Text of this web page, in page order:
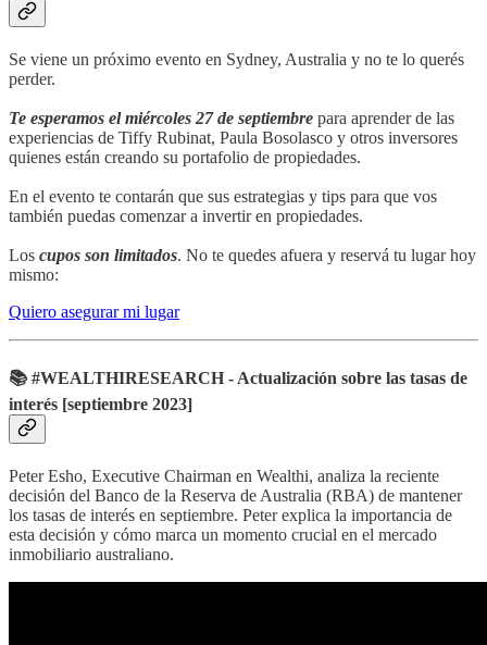
Se viene un próximo evento en Sydney, Australia y no te lo querés
perder.
Te esperamos el miércoles 27 de septiembre para aprender de las
experiencias de Tiffy Rubinat, Paula Bosolasco y otros inversores
quienes están creando su portafolio de propiedades.
En el evento te contarán que sus estrategias y tips para que vos
también puedas comenzar a invertir en propiedades.
Los cupos son limitados. No te quedes afuera y reservá tu lugar hoy
mismo:
Quiero asegurar mi lugar
📚 #WEALTHIRESEARCH - Actualización sobre las tasas de
interés [septiembre 2023]
Peter Esho, Executive Chairman en Wealthi, analiza la reciente
decisión del Banco de la Reserva de Australia (RBA) de mantener
los tasas de interés en septiembre. Peter explica la importancia de
esta decisión y cómo marca un momento crucial en el mercado
inmobiliario australiano.